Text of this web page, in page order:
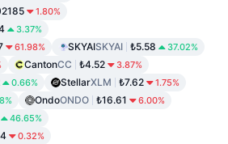
1.80%
3.37%
61.98% SKYAISKYAI ₺5.58 37.02%
CantonCC ₺4.52 3.87%
0.66% StellarXLM ₺7.62 1.75%
OndoONDO ₺16.61 6.00%
46.65%
0.32%